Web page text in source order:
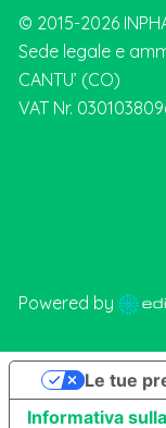
© 2015-2026
Sede legale e
CANTU’ (CO)
VAT Nr.
Powered by
Informativa
Le tue